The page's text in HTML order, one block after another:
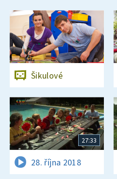
Šikulové
27:33
28. října 2018